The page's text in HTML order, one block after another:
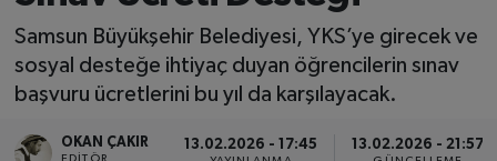
Samsun Büyükşehir Belediyesi, YKS’ye girecek ve
sosyal desteğe ihtiyaç duyan öğrencilerin sınav
başvuru ücretlerini bu yıl da karşılayacak.
OKAN ÇAKIR
EDITÖR
13.02.2026 - 17:45 13.02.2026 - 21:57
SAĞLIK
Son Dakika Haberleri